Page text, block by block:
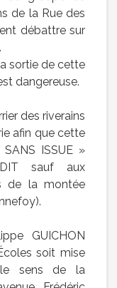
de la Rue des
débattre sur
sortie de cette
dangereuse.
des riverains
afin que cette
ISSUE »
sauf aux
de la montée
GUICHON
soit mise
sens de la